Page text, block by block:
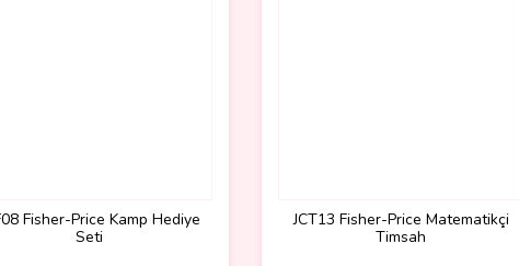
Fisher-Price Kamp Hediye
Seti
JCT13 Fisher-Price Matematikçi
Timsah